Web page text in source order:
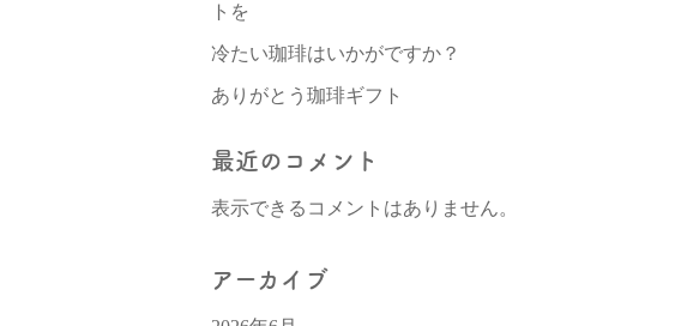
トを
冷たい珈琲はいかがですか？
ありがとう珈琲ギフト
最近のコメント
表示できるコメントはありません。
アーカイブ